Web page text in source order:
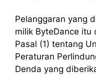
Pelanggaran yang
milik ByteDance itu
Pasal (1) tentang
Peraturan
Denda yang